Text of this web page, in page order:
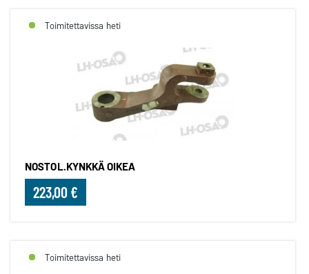
Toimitettavissa heti
NOSTOL.KYNKKÄ OIKEA
223,00 €
Toimitettavissa heti